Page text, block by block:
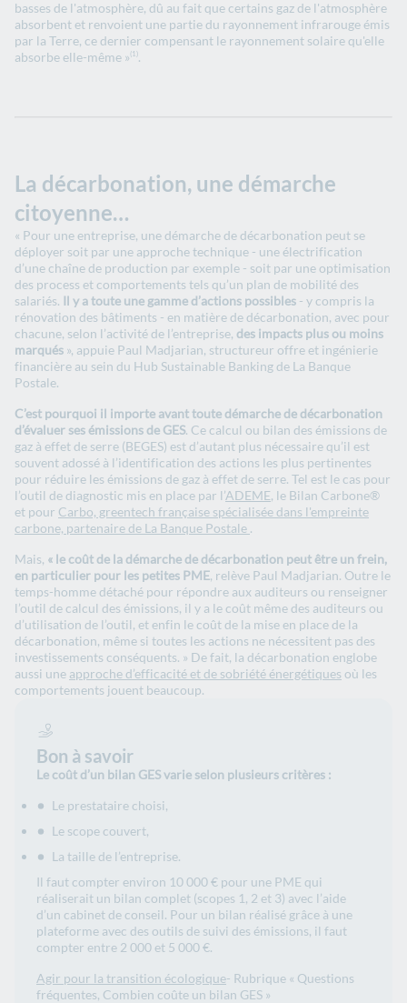
basses de l'atmosphère, dû au fait que certains gaz de l'atmosphère
absorbent et renvoient une partie du rayonnement infrarouge émis
par la Terre, ce dernier compensant le rayonnement solaire qu'elle
absorbe elle-même » (1).
La décarbonation, une démarche
citoyenne…
« Pour une entreprise, une démarche de décarbonation peut se
déployer soit par une approche technique - une électrification
d’une chaîne de production par exemple - soit par une optimisation
des process et comportements tels qu’un plan de mobilité des
salariés. Il y a toute une gamme d’actions possibles - y compris la
rénovation des bâtiments - en matière de décarbonation, avec pour
chacune, selon l’activité de l’entreprise, des impacts plus ou moins
marqués », appuie Paul Madjarian, structureur offre et ingénierie
financière au sein du Hub Sustainable Banking de La Banque
Postale.
C’est pourquoi il importe avant toute démarche de décarbonation
d’évaluer ses émissions de GES. Ce calcul ou bilan des émissions de
gaz à effet de serre (BEGES) est d’autant plus nécessaire qu’il est
souvent adossé à l’identification des actions les plus pertinentes
pour réduire les émissions de gaz à effet de serre. Tel est le cas pour
l’outil de diagnostic mis en place par l’ADEME, le Bilan Carbone®
et pour Carbo, greentech française spécialisée dans l'empreinte
carbone, partenaire de La Banque Postale .
Mais, « le coût de la démarche de décarbonation peut être un frein,
en particulier pour les petites PME, relève Paul Madjarian. Outre le
temps-homme détaché pour répondre aux auditeurs ou renseigner
l’outil de calcul des émissions, il y a le coût même des auditeurs ou
d’utilisation de l’outil, et enfin le coût de la mise en place de la
décarbonation, même si toutes les actions ne nécessitent pas des
investissements conséquents. » De fait, la décarbonation englobe
aussi une approche d’efficacité et de sobriété énergétiques où les
comportements jouent beaucoup.
Bon à savoir
Le coût d’un bilan GES varie selon plusieurs critères :
Le prestataire choisi,
Le scope couvert,
La taille de l’entreprise.
Il faut compter environ 10 000 € pour une PME qui
réaliserait un bilan complet (scopes 1, 2 et 3) avec l’aide
d’un cabinet de conseil. Pour un bilan réalisé grâce à une
plateforme avec des outils de suivi des émissions, il faut
compter entre 2 000 et 5 000 €.
Agir pour la transition écologique- Rubrique « Questions
fréquentes, Combien coûte un bilan GES »